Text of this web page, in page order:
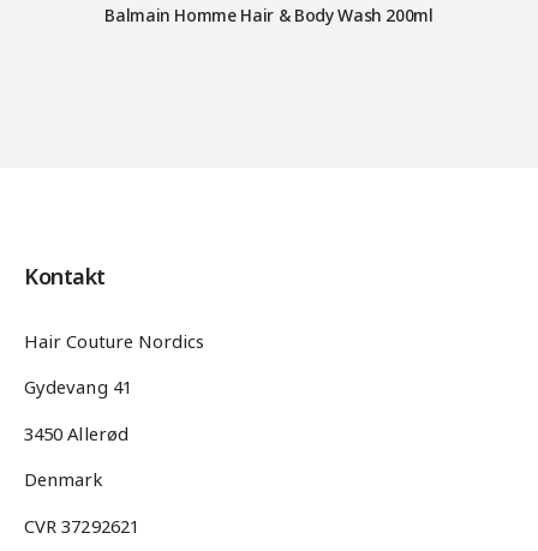
Balmain Homme Hair & Body Wash 200ml
Kontakt
Hair Couture Nordics
Gydevang 41
3450 Allerød
Denmark
CVR 37292621